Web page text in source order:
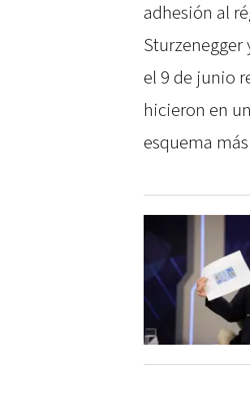
adhesión al
el 9 de junio
hicieron en
esquema